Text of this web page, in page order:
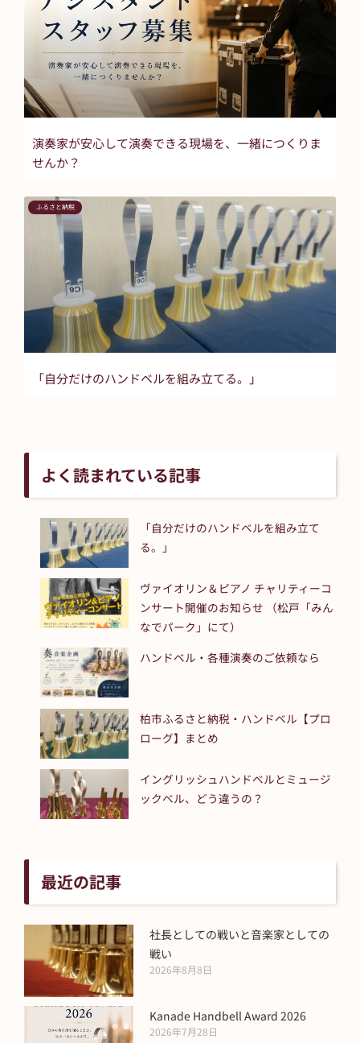
演奏家が安心して演奏できる現場を、一緒につくりま
せんか？
ふるさと納税
「自分だけのハンドベルを組み立てる。」
よく読まれている記事
「自分だけのハンドベルを組み立て
る。」
ヴァイオリン＆ピアノ チャリティーコ
ンサート開催のお知らせ （松戸「みん
なでパーク」にて）
ハンドベル・各種演奏のご依頼なら
柏市ふるさと納税・ハンドベル【プロ
ローグ】まとめ
イングリッシュハンドベルとミュージ
ックベル、どう違うの？
最近の記事
社長としての戦いと音楽家としての
戦い
2026年8月8日
Kanade Handbell Award 2026
2026年7月28日